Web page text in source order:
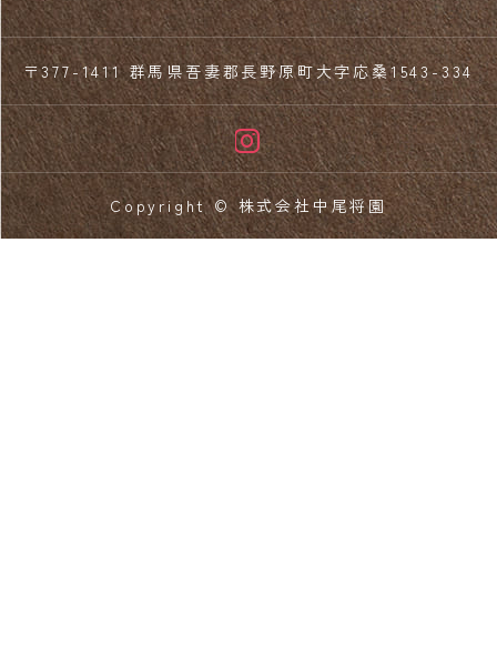
〒377-1411 群馬県吾妻郡長野原町大字応桑1543-334
Copyright © 株式会社中尾将園